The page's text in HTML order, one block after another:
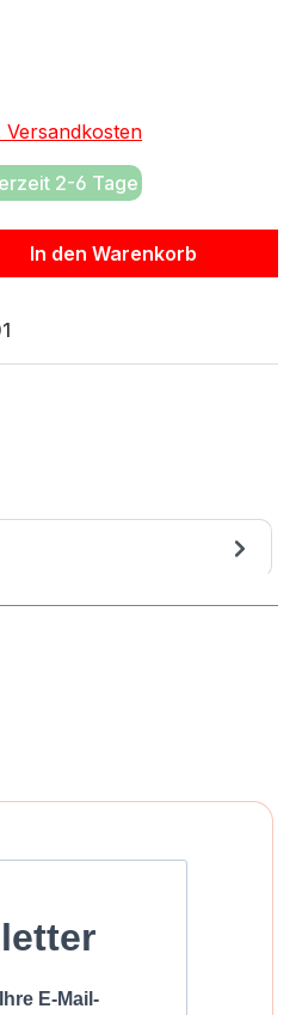
2-6 Tage
gewünschten Wert ein oder
In den Warenkorb
E-Mail-